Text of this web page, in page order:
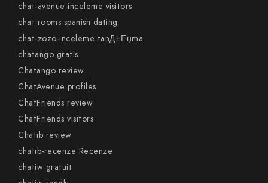
chat-avenue-inceleme visitors
chat-rooms-spanish dating
chat-zozo-inceleme tanД±Еџma
chatango gratis
Chatango review
ChatAvenue profiles
ChatFriends review
ChatFriends visitors
Chatib review
chatib-recenze Recenze
chatiw gratuit